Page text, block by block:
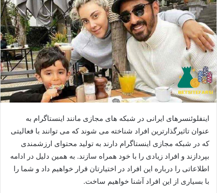
اینفلوئنسرهای ایرانی در شبکه‌ های مجازی مانند اینستاگرام به
عنوان تاثیرگذارترین افراد شناخته می شوند که می توانند با فعالیتی
که در شبکه مجازی اینستاگرام دارند به تولید محتوای ارزشمندی
بپردازند و افراد زیادی را با خود همراه سازند. به همین دلیل در ادامه
اطلاعاتی را درباره این افراد در اختیارتان قرار خواهیم داد و شما را
با بسیاری از این افراد آشنا خواهیم ساخت.